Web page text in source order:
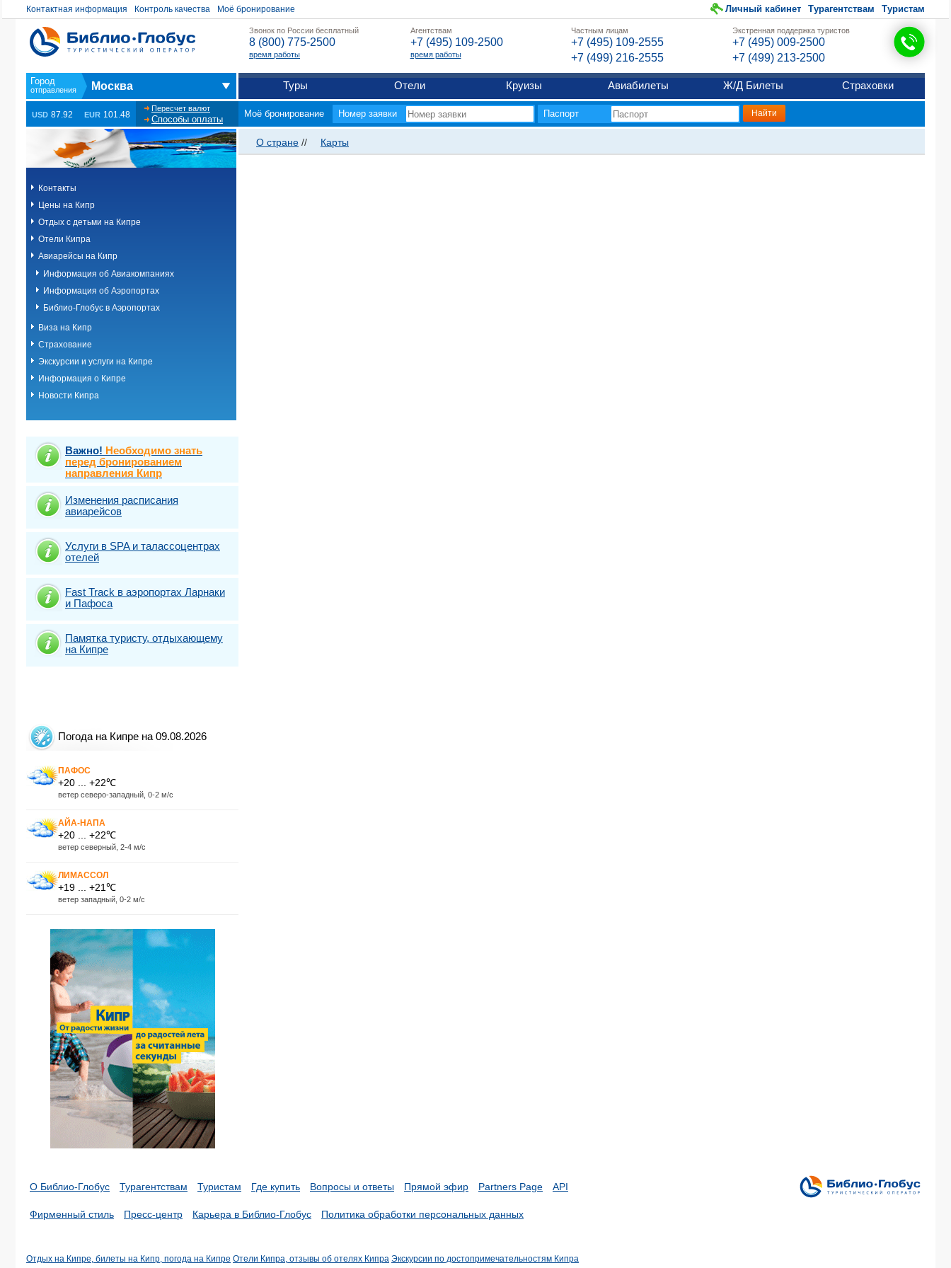
Контактная информация Контроль качества Моё бронирование Личный кабинет Турагентствам Туристам
Звонок по России бесплатный
8 (800) 775-2500
время работы
Агентствам
+7 (495) 109-2500
время работы
Частным лицам
+7 (495) 109-2555
+7 (499) 216-2555
Экстренная поддержка туристов
+7 (495) 009-2500
+7 (499) 213-2500
Москва Туры Отели Круизы Авиабилеты Ж/Д Билеты Страховки
USD 87.92 EUR 101.48
Пересчет валют
Способы оплаты
Моё бронирование Номер заявки Паспорт
Контакты
Цены на Кипр
Отдых с детьми на Кипре
Отели Кипра
Авиарейсы на Кипр
Информация об Авиакомпаниях
Информация об Аэропортах
Библио-Глобус в Аэропортах
Виза на Кипр
Страхование
Экскурсии и услуги на Кипре
Информация о Кипре
Новости Кипра
Важно! Необходимо знать
перед бронированием
направления Кипр
Изменения расписания
авиарейсов
Услуги в SPA и талассоцентрах
отелей
Fast Traсk в аэропортах Ларнаки
и Пафоса
Памятка туристу, отдыхающему
на Кипре
Погода на Кипре на 09.08.2026
ПАФОС
+20 ... +22℃
ветер северо-западный, 0-2 м/с
АЙА-НАПА
+20 ... +22℃
ветер северный, 2-4 м/с
ЛИМАССОЛ
+19 ... +21℃
ветер западный, 0-2 м/с
О стране // Карты
О Библио-Глобус Турагентствам Туристам Где купить Вопросы и ответы Прямой эфир Partners Page API
Фирменный стиль Пресс-центр Карьера в Библио-Глобус Политика обработки персональных данных
Отдых на Кипре, билеты на Кипр, погода на Кипре Отели Кипра, отзывы об отелях Кипра Экскурсии по достопримечательностям Кипра